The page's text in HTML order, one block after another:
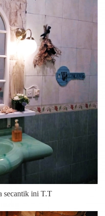
secantik ini T.T